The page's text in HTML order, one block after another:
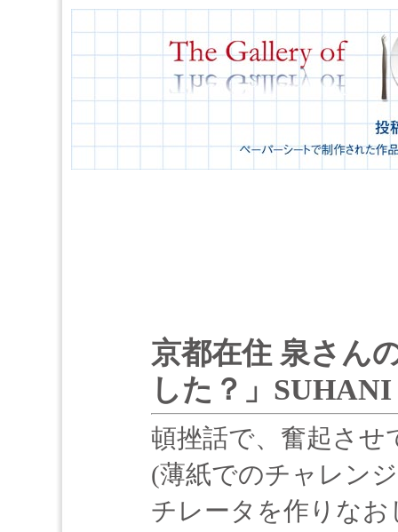
京都在住 泉さん
した？」SUHANI
頓挫話で、奮起させ
(薄紙でのチャレン
チレータを作りな